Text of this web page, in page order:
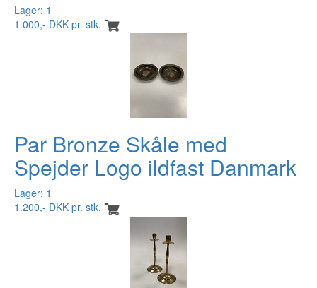
Lager: 1
1.000,- DKK pr. stk.
Par Bronze Skåle med
Spejder Logo ildfast Danmark
Lager: 1
1.200,- DKK pr. stk.